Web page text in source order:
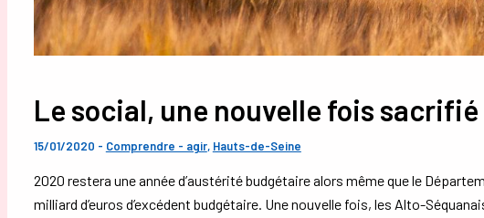
Le social, une nouvelle fois sacrifié
15/01/2020 - Comprendre - agir, Hauts-de-Seine
2020 restera une année d’austérité budgétaire alors même que le
milliard d’euros d’excédent budgétaire. Une nouvelle fois, les Alto-